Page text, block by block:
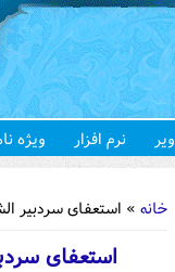
نرم افزار ویژه
خانه » استعفای سردبیر
استعفای